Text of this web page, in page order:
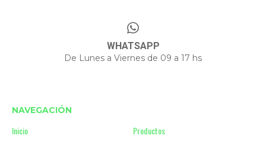
WHATSAPP
De Lunes a Viernes de 09 a 17 hs
NAVEGACIÓN
Inicio
Productos